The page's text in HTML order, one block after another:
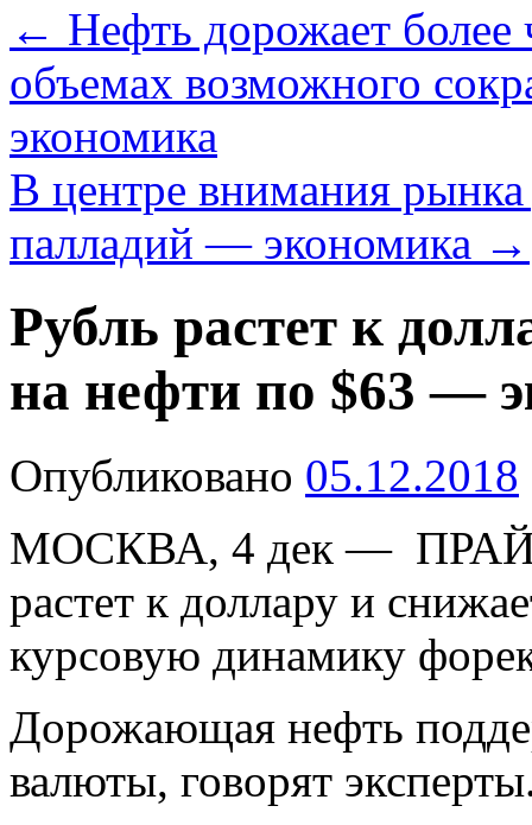
← Нефть дорожает
объемах возможного
экономика
В центре внимания
палладий — экономика →
Рубль растет к
на нефти по $63 —
Опубликовано 05.12.2018
МОСКВА, 4 дек —
растет к доллару и
курсовую динамику
Дорожающая нефть
валюты, говорят